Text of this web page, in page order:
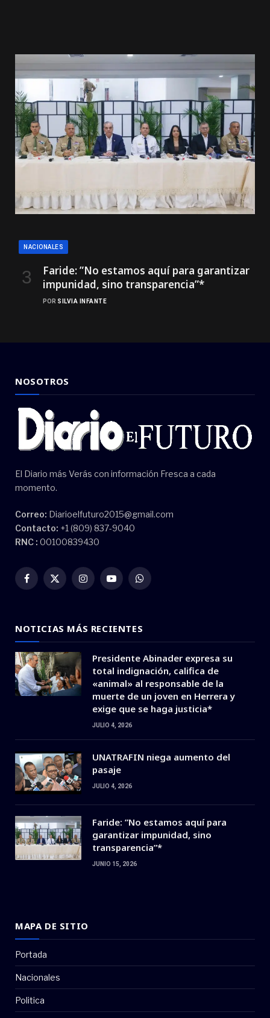
NACIONALES
Faride: ”No estamos aquí para garantizar
impunidad, sino transparencia”*
POR SILVIA INFANTE
NOSOTROS
El Diario más Verás con información Fresca a cada
momento.
Correo: Diarioelfuturo2015@gmail.com
Contacto: +1 (809) 837-9040
RNC : 00100839430
Facebook
X
InstagramYouTubeWhatsApp
NOTICIAS MÁS RECIENTES
Presidente Abinader expresa su
total indignación, califica de
«animal» al responsable de la
muerte de un joven en Herrera y
exige que se haga justicia*
JULIO 4, 2026
UNATRAFIN niega aumento del
pasaje
JULIO 4, 2026
Faride: ”No estamos aquí para
garantizar impunidad, sino
transparencia”*
JUNIO 15, 2026
MAPA DE SITIO
Portada
Nacionales
Politica